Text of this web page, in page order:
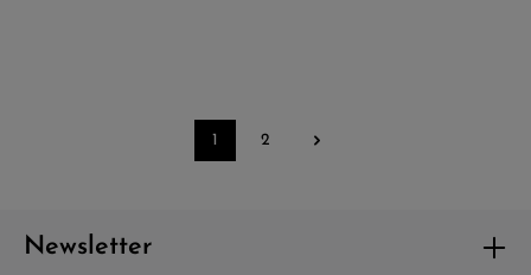
1 2
Newsletter